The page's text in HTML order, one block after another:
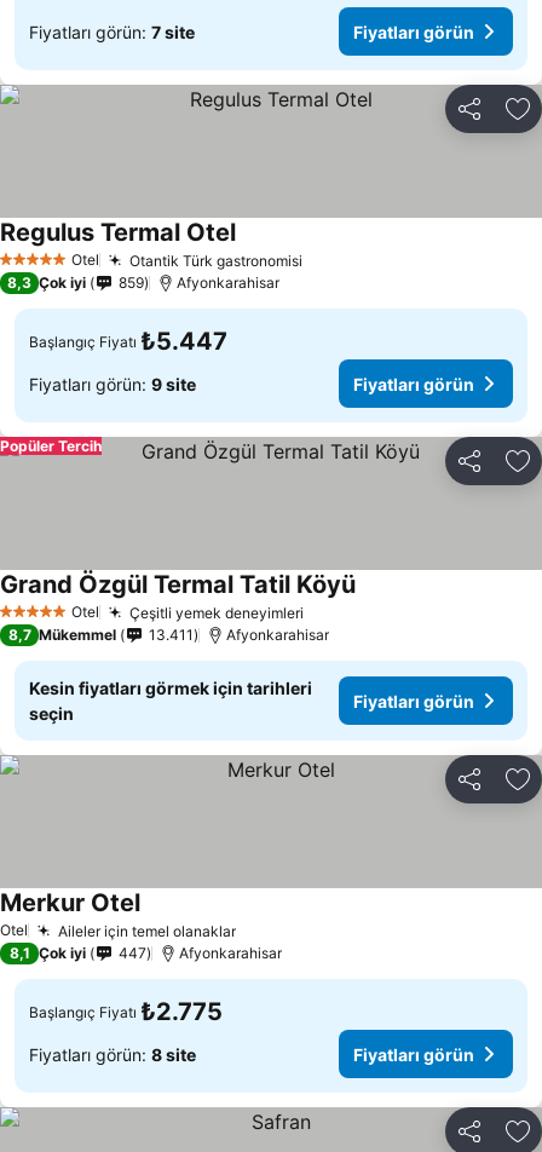
Fiyatları görün: 7 site Fiyatları görün
Paylaş
5 Yıldız Otel Otantik Türk gastronomisi
Regulus Termal OtelFiyatları görün
8,3 Çok iyi 859 Afyonkarahisar
Başlangıç Fiyatı ₺5.447
Fiyatları görün: 9 site Fiyatları görün
Paylaş
Popüler Tercih
5 Yıldız Otel Çeşitli yemek deneyimleri
Grand Özgül Termal Tatil KöyüFiyatları görün
8,7 Mükemmel 13.411 Afyonkarahisar
Kesin fiyatları görmek için tarihleri
seçin
Fiyatları görün
Paylaş
Otel Aileler için temel olanaklarFiyatları görün
Merkur OtelFiyatları görün
8,1 Çok iyi 447 Afyonkarahisar
Başlangıç Fiyatı ₺2.775
Fiyatları görün: 8 site Fiyatları görün
Paylaş